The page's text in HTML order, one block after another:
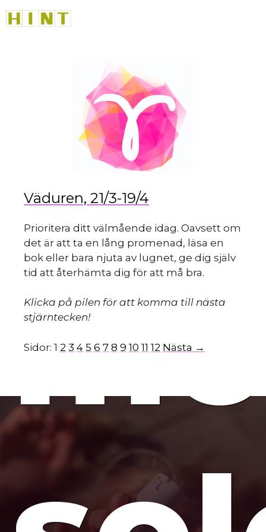
till
Väduren, 21/3-19/4
Prioritera ditt välmående idag. Oavsett om
det är att ta en lång promenad, läsa en
bok eller bara njuta av lugnet, ge dig själv
tid att återhämta dig för att må bra.
Klicka på pilen för att komma till nästa
stjärntecken!
Sidor: 1 2 3 4 5 6 7 8 9 10 11 12 Nästa →